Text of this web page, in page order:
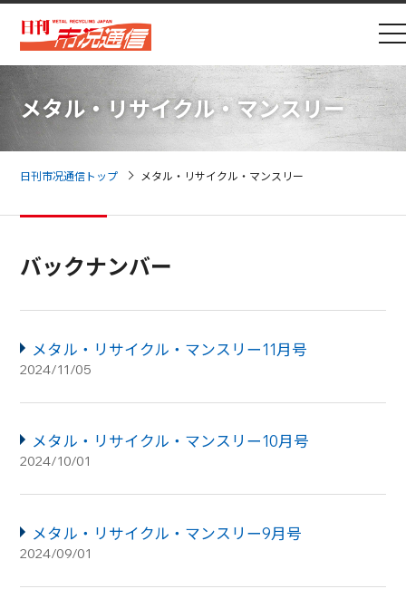
メタル・リサイクル・マンスリー
日刊市况通信トップ メタル・リサイクル・マンスリー
バックナンバー
メタル・リサイクル・マンスリー11月号
2024/11/05
メタル・リサイクル・マンスリー10月号
2024/10/01
メタル・リサイクル・マンスリー9月号
2024/09/01